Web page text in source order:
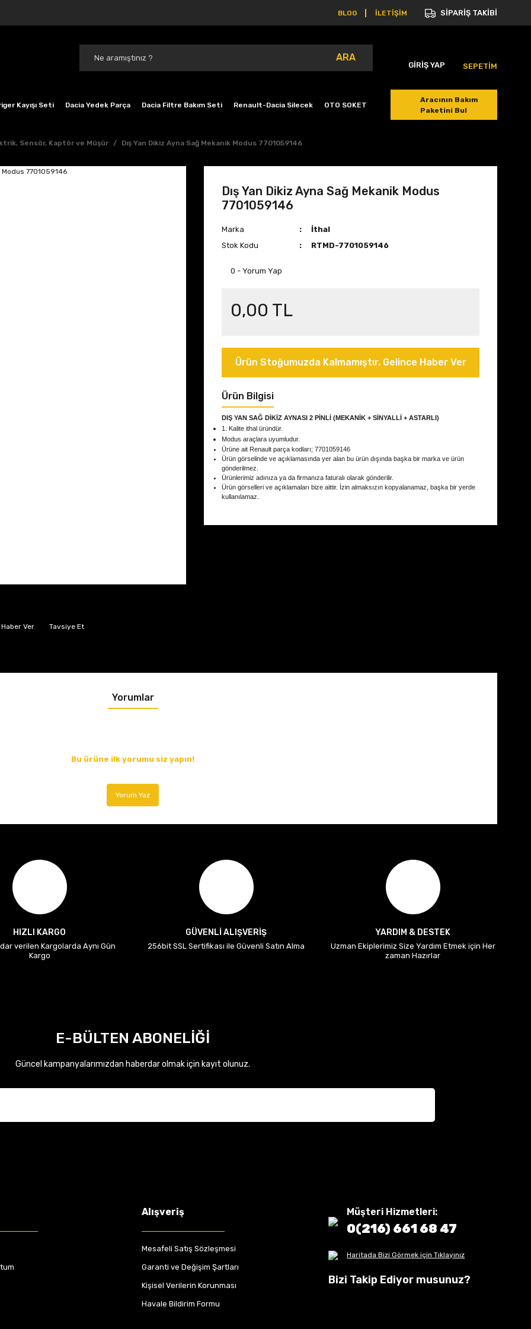
BLOG İLETİŞİM SİPARİŞ TAKİBİ
ARA
GİRİŞ YAP SEPETİM
Kayışı Seti Dacia Yedek Parça Dacia Filtre Bakım Seti Renault-Dacia Silecek OTO SOKET
Aracının Bakım
Paketini Bul
Sensör, Kaptör ve Müşür Dış Yan Dikiz Ayna Sağ Mekanik Modus 7701059146
Ver Tavsiye Et
Dış Yan Dikiz Ayna Sağ Mekanik Modus
7701059146
Marka
İthal
Stok Kodu
RTMD-7701059146
0 - Yorum Yap
0,00 TL
Ürün Stoğumuzda Kalmamıştır. Gelince Haber Ver
Ürün Bilgisi
DIŞ YAN SAĞ DİKİZ AYNASI 2 PİNLİ (MEKANİK + SİNYALLİ + ASTARLI)
1. Kalite ithal üründür.
Modus araçlara uyumludur.
Ürüne ait Renault parça kodları; 7701059146
Ürün görselinde ve açıklamasında yer alan bu ürün dışında başka bir marka ve ürün
gönderilmez.
Ürünlerimiz adınıza ya da firmanıza faturalı olarak gönderilir.
Ürün görselleri ve açıklamaları bize aittir. İzin almaksızın kopyalanamaz, başka bir yerde
kullanılamaz.
Yorumlar
Bu ürüne ilk yorumu siz yapın!
Yorum Yaz
HIZLI KARGO
verilen Kargolarda Aynı Gün
Kargo
GÜVENLİ ALIŞVERİŞ
256bit SSL Sertifikası ile Güvenli Satın Alma
YARDIM & DESTEK
Uzman Ekiplerimiz Size Yardım Etmek için Her
zaman Hazırlar
E-BÜLTEN ABONELİĞİ
Güncel kampanyalarımızdan haberdar olmak için kayıt olunuz.
Alışveriş
Mesafeli Satış Sözleşmesi
Garanti ve Değişim Şartları
Kişisel Verilerin Korunması
Havale Bildirim Formu
Müşteri Hizmetleri:
0(216) 661 68 47
Haritada Bizi Görmek için Tıklayınız
Bizi Takip Ediyor musunuz?